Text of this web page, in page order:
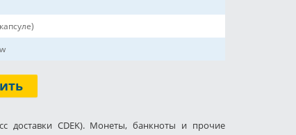
доставки CDEK). Монеты, банкноты и прочие